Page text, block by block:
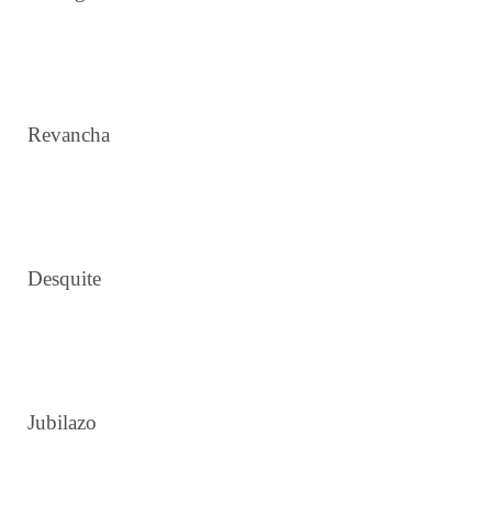
Revancha
Desquite
Jubilazo